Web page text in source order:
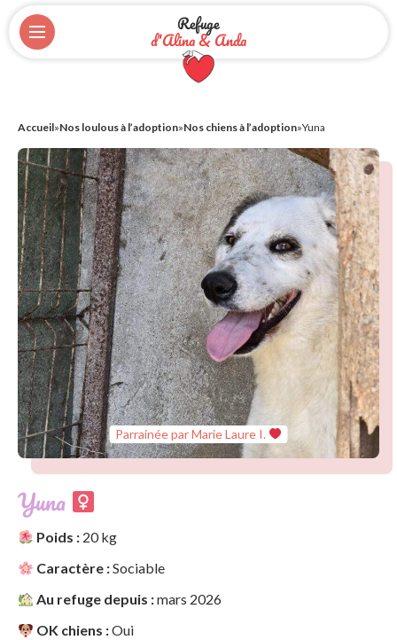
Refuge
d'Alina & Anda
Accueil»Nos loulous à l’adoption»Nos chiens à l’adoption»Yuna
Parrainée par Marie Laure I.
Yuna
Poids : 20 kg
Caractère :Sociable
Au refuge depuis :mars 2026
OK chiens :Oui